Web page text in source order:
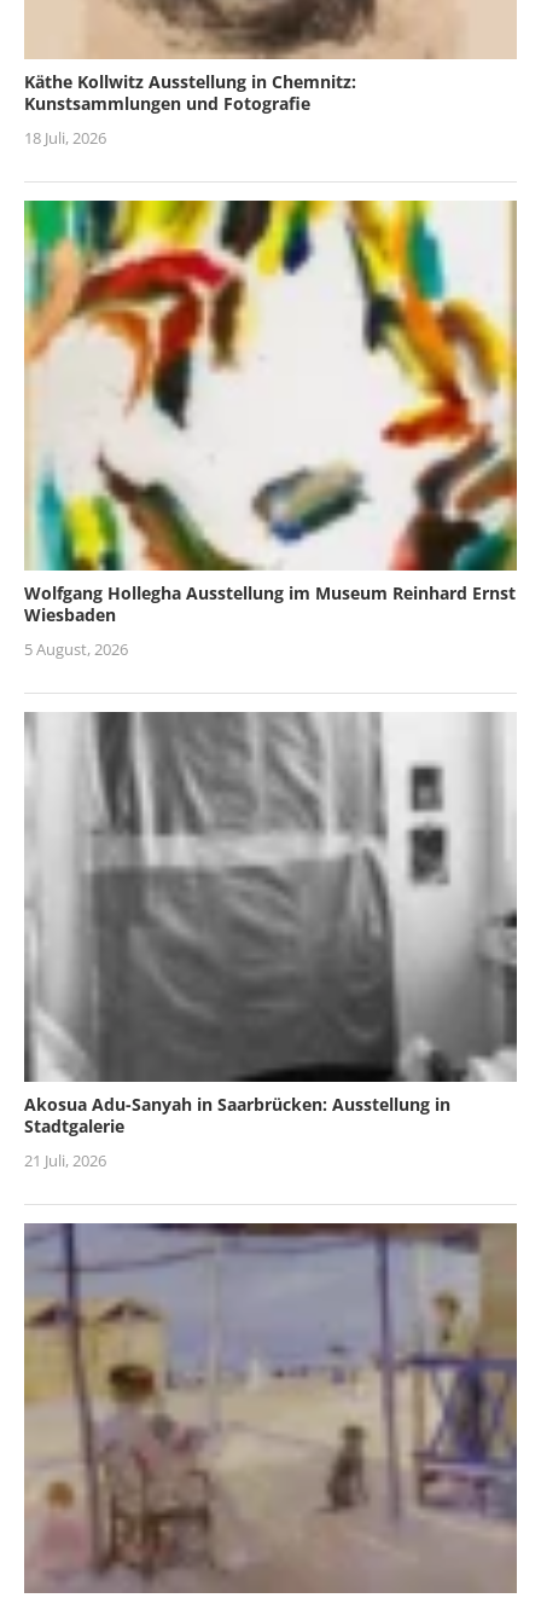
Käthe Kollwitz Ausstellung in Chemnitz:
Kunstsammlungen und Fotografie
18 Juli, 2026
Wolfgang Hollegha Ausstellung im Museum Reinhard Ernst
Wiesbaden
5 August, 2026
Akosua Adu-Sanyah in Saarbrücken: Ausstellung in
Stadtgalerie
21 Juli, 2026